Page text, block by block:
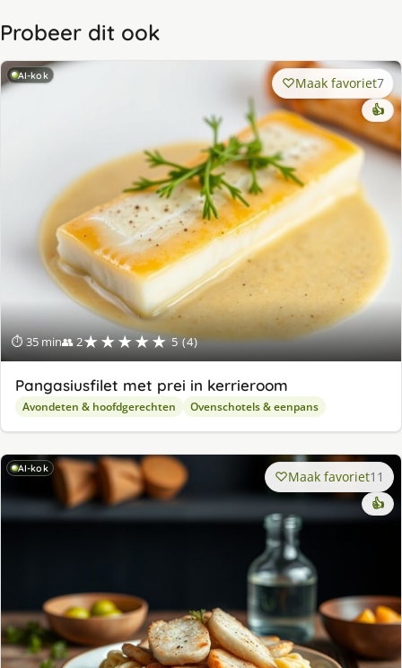
Probeer dit ook
AI-kok
⏱ 35 min👥 2★★★★★ 5 (4)
Maak favoriet7
👍
Pangasiusfilet met prei in kerrieroom
Avondeten & hoofdgerechten Ovenschotels & eenpans
AI-kok Maak favoriet11
👍